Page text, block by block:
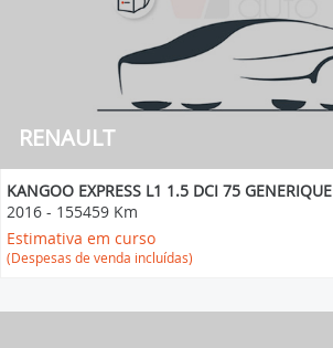
RENAULT
KANGOO EXPRESS L1 1.5 DCI 75 GENERIQUE
2016 - 155459 Km
Estimativa em curso
(Despesas de venda incluídas)